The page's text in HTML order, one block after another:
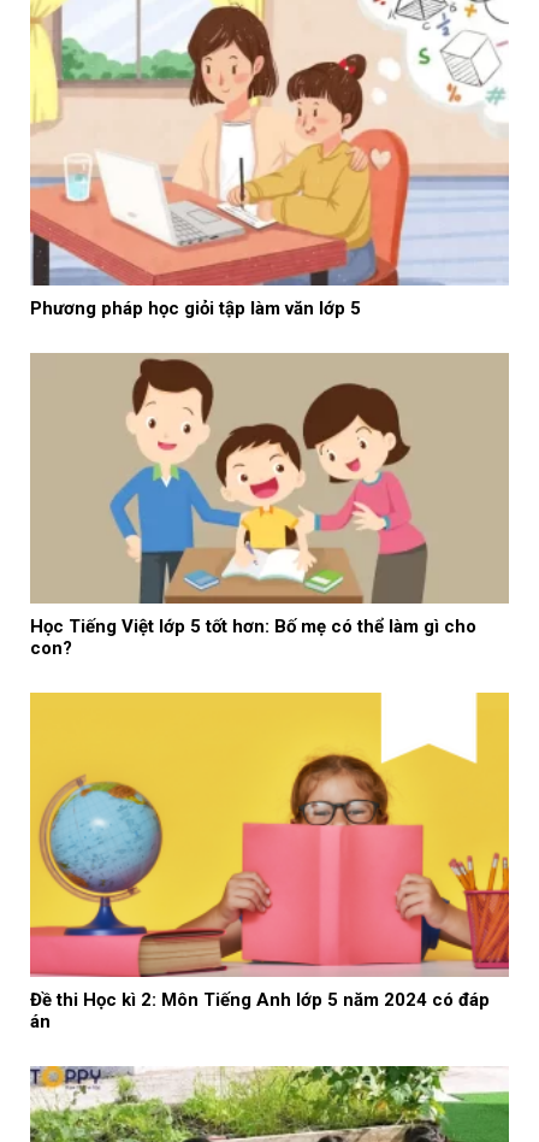
Phương pháp học giỏi tập làm văn lớp 5
Học Tiếng Việt lớp 5 tốt hơn: Bố mẹ có thể làm gì cho
con?
Đề thi Học kì 2: Môn Tiếng Anh lớp 5 năm 2024 có đáp
án